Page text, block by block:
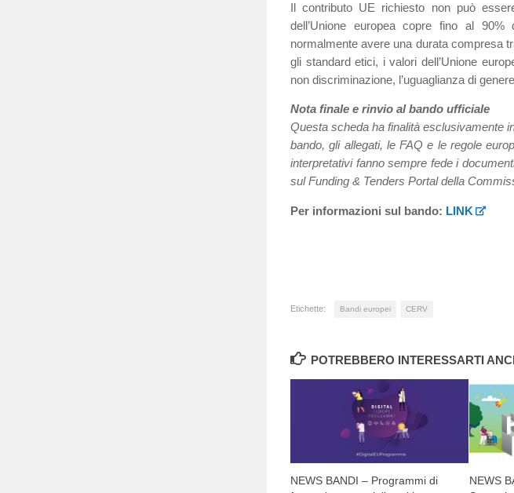
Il contributo UE richiesto non può
dell’Unione europea copre fino al
normalmente avere una durata compresa
gli standard etici, i valori dell’Unione
non discriminazione, l’uguaglianza di
Nota finale e rinvio al bando ufficiale
Questa scheda ha finalità esclusivamente
bando, gli allegati, le FAQ e le regole
interpretativi fanno sempre fede i
sul Funding & Tenders Portal della
Per informazioni sul bando: LINK
Etichette: Bandi europei CERV
POTREBBERO INTERESSARTI
NEWS BANDI – Programmi di
NEWS